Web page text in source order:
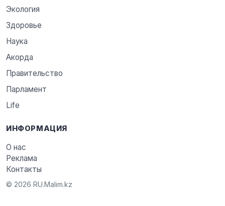
Экология
Здоровье
Наука
Акорда
Правительство
Парламент
Life
ИНФОРМАЦИЯ
О нас
Реклама
Контакты
© 2026 RU.Malim.kz